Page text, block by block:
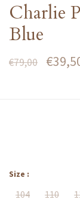
Charlie
Blue
€79,00
Size :
104 110